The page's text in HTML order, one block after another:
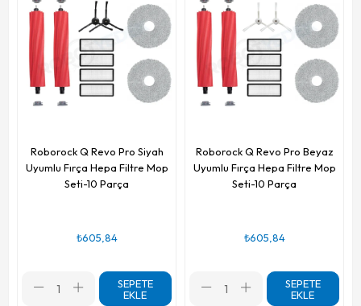
Roborock Q Revo Pro Siyah
Uyumlu Fırça Hepa Filtre Mop
Seti-10 Parça
₺605,84
SEPETE
EKLE
Roborock Q Revo Pro Beyaz
Uyumlu Fırça Hepa Filtre Mop
Seti-10 Parça
₺605,84
SEPETE
EKLE